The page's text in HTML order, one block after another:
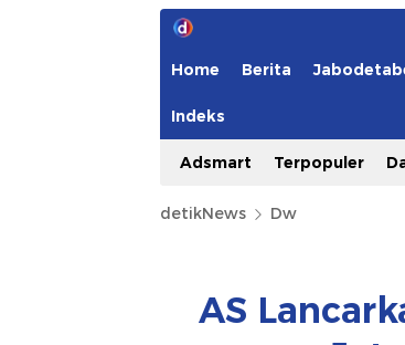
Home Berita
Indeks
Adsmart Terpopuler
detikNews Dw
AS